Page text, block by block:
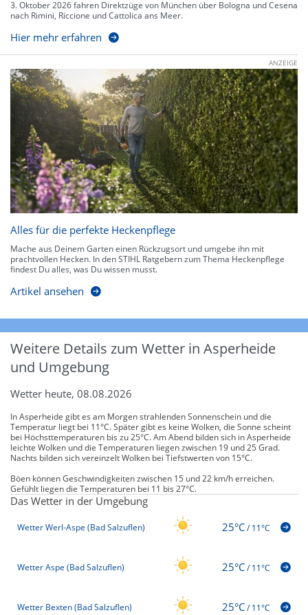
3. Oktober 2026 fahren Direktzüge von München über Bologna und Cesena
nach Rimini, Riccione und Cattolica ans Meer.
Hier mehr erfahren
ANZEIGE
Alles für die perfekte Heckenpflege
Mache aus Deinem Garten einen Rückzugsort und umgebe ihn mit
prachtvollen Hecken. In den STIHL Ratgebern zum Thema Heckenpflege
findest Du alles, was Du wissen musst.
Artikel ansehen
Weitere Details zum Wetter in Asperheide
und Umgebung
Wetter heute, 08.08.2026
In Asperheide gibt es am Morgen strahlenden Sonnenschein und die
Temperatur liegt bei 11°C. Später gibt es keine Wolken, die Sonne scheint
bei Höchsttemperaturen bis zu 25°C. Am Abend bilden sich in Asperheide
leichte Wolken und die Temperaturen liegen zwischen 19 und 25 Grad.
Nachts bilden sich vereinzelt Wolken bei Tiefstwerten von 15°C.
Böen können Geschwindigkeiten zwischen 15 und 22 km/h erreichen.
Gefühlt liegen die Temperaturen bei 11 bis 27°C.
Das Wetter in der Umgebung
Wetter Werl-Aspe (Bad Salzuflen) 25°C/11°C
Wetter Aspe (Bad Salzuflen) 25°C/11°C
Wetter Bexten (Bad Salzuflen) 25°C/11°C